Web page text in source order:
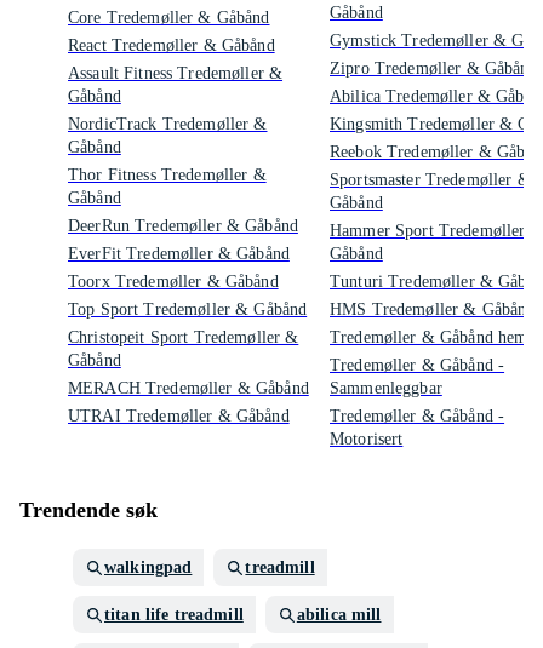
Core Tredemøller & Gåbånd
React Tredemøller & Gåbånd
Assault Fitness Tredemøller &
Gåbånd
NordicTrack Tredemøller &
Gåbånd
Thor Fitness Tredemøller &
Gåbånd
DeerRun Tredemøller & Gåbånd
EverFit Tredemøller & Gåbånd
Toorx Tredemøller & Gåbånd
Top Sport Tredemøller & Gåbånd
Christopeit Sport Tredemøller &
Gåbånd
MERACH Tredemøller & Gåbånd
UTRAI Tredemøller & Gåbånd
Gåbånd
Gymstick Tredemøller &
Zipro Tredemøller & Gåbånd
Abilica Tredemøller &
Kingsmith Tredemøller &
Reebok Tredemøller &
Sportsmaster Tredemøller &
Gåbånd
Hammer Sport Tredemøller &
Gåbånd
Tunturi Tredemøller &
HMS Tredemøller & Gåbånd
Tredemøller & Gåbånd
Tredemøller & Gåbånd -
Sammenleggbar
Tredemøller & Gåbånd -
Motorisert
Trendende søk
walkingpad treadmill
titan life treadmill abilica mill